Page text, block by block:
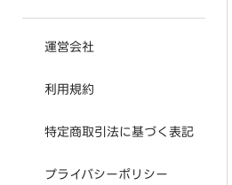
運営会社
利用規約
特定商取引法に基づく表記
プライバシーポリシー